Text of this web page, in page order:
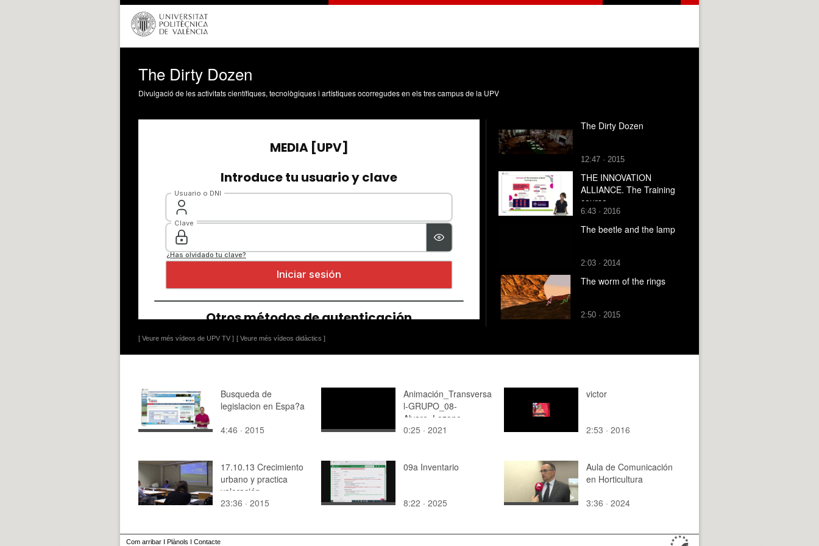
The Dirty Dozen
Divulgació de les activitats científiques, tecnològiques i artístiques ocorregudes en els tres campus de la UPV
[ Veure més vídeos de UPV TV ] [ Veure més vídeos didàctics ]
The Dirty Dozen
12:47 · 2015
THE INNOVATION
ALLIANCE. The Training
course
6:43 · 2016
The beetle and the lamp
2:03 · 2014
The worm of the rings
2:50 · 2015
Busqueda de
legislacion en Espa?a
4:46 · 2015
Animación_Transversa
l-GRUPO_08-
Alvaro_Lozano
0:25 · 2021
victor
2:53 · 2016
17.10.13 Crecimiento
urbano y practica
valoración
inmobiliaria3
23:36 · 2015
09a Inventario
8:22 · 2025
Aula de Comunicación
en Horticultura
3:36 · 2024
Com arribar I Plànols I Contacte